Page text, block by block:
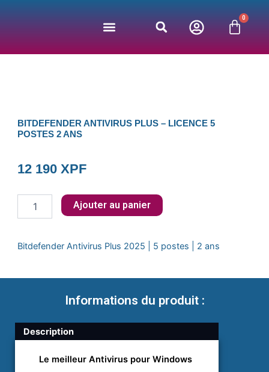
0
BITDEFENDER ANTIVIRUS PLUS – LICENCE 5
POSTES 2 ANS
12 190 XPF
Plus
Ajouter au panier
Bitdefender Antivirus Plus 2025 | 5 postes | 2 ans
Informations du produit :
Description
Le meilleur Antivirus pour Windows